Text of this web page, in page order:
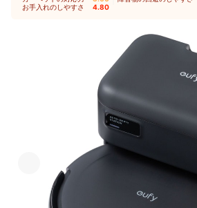
お手入れのしやすさ 4.80